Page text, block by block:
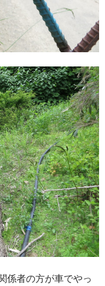
係者の方が車でやっ